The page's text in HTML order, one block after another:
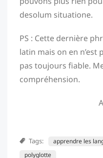
desolum situatione.
PS : Cette dernière
latin mais on en n’est
pas toujours fiable.
compréhension.
Tags: apprendre les
polyglotte